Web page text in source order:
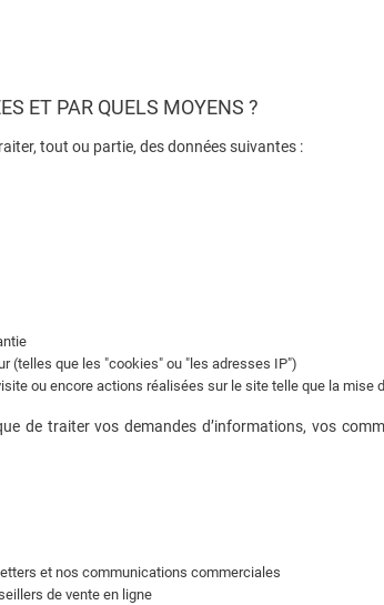
ET PAR QUELS MOYENS ?
tout ou partie, des données suivantes :
(telles que les "cookies" ou "les adresses IP")
ou encore actions réalisées sur le site telle que la mise
de traiter vos demandes d’informations, vos
et nos communications commerciales
de vente en ligne